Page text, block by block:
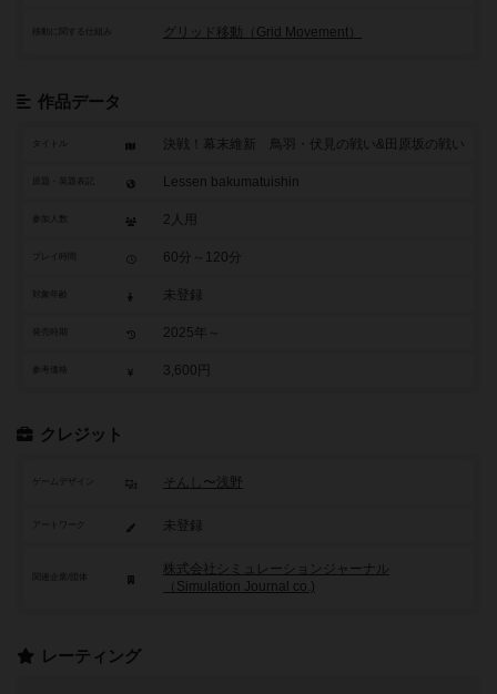
移動に関する仕組み グリッド移動（Grid Movement）
作品データ
タイトル 決戦！幕末維新 鳥羽・伏見の戦い&田原坂の戦い
Lessen bakumatuishin
参加人数 2人用
60分～120分
未登録
2025年～
参考価格 3,600円
クレジット
ゲームデザイン そんし〜浅野
アートワーク 未登録
株式会社シミュレーションジャーナル
（Simulation Journal co.)
レーティング